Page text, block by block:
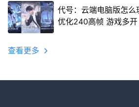
代号：云端电脑版怎
优化240高帧 游戏多
查看更多